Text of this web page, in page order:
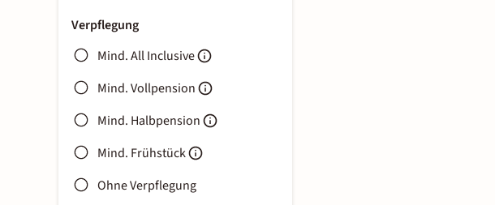
Verpflegung
Mind. All Inclusive
Mind. Vollpension
Mind. Halbpension
Mind. Frühstück
Ohne Verpflegung